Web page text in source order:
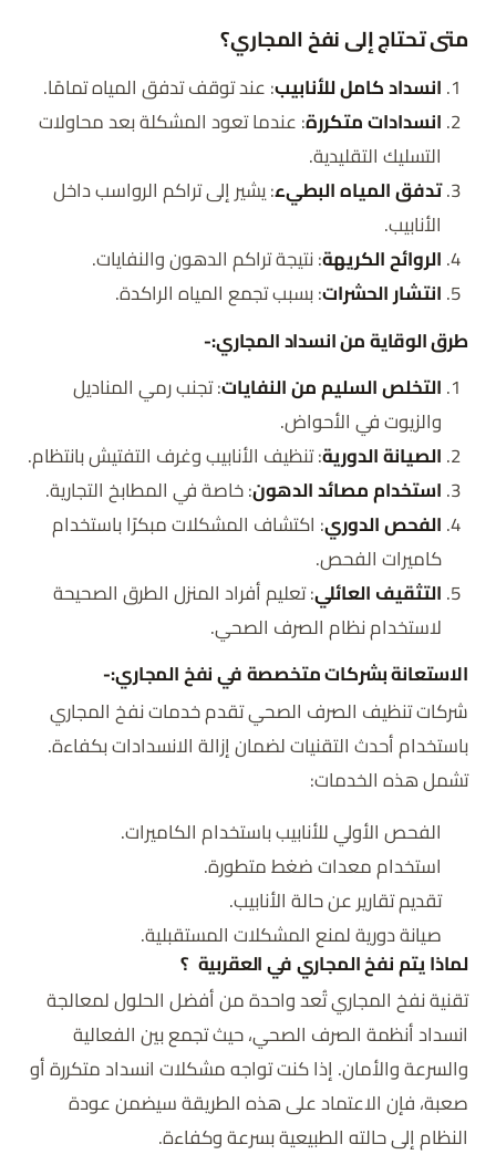
متى تحتاج إلى نفخ المجاري؟
انسداد كامل للأنابيب: عند توقف تدفق المياه تمامًا.
انسدادات متكررة: عندما تعود المشكلة بعد محاولات
التسليك التقليدية.
تدفق المياه البطيء: يشير إلى تراكم الرواسب داخل
الأنابيب.
الروائح الكريهة: نتيجة تراكم الدهون والنفايات.
انتشار الحشرات: بسبب تجمع المياه الراكدة.
طرق الوقاية من انسداد المجاري:-
التخلص السليم من النفايات: تجنب رمي المناديل
والزيوت في الأحواض.
الصيانة الدورية: تنظيف الأنابيب وغرف التفتيش بانتظام.
استخدام مصائد الدهون: خاصة في المطابخ التجارية.
الفحص الدوري: اكتشاف المشكلات مبكرًا باستخدام
كاميرات الفحص.
التثقيف العائلي: تعليم أفراد المنزل الطرق الصحيحة
لاستخدام نظام الصرف الصحي.
الاستعانة بشركات متخصصة في نفخ المجاري:-
شركات تنظيف الصرف الصحي تقدم خدمات نفخ المجاري
باستخدام أحدث التقنيات لضمان إزالة الانسدادات بكفاءة.
تشمل هذه الخدمات:
الفحص الأولي للأنابيب باستخدام الكاميرات.
استخدام معدات ضغط متطورة.
تقديم تقارير عن حالة الأنابيب.
صيانة دورية لمنع المشكلات المستقبلية.
لماذا يتم نفخ المجاري في العقربية ؟
تقنية نفخ المجاري تُعد واحدة من أفضل الحلول لمعالجة
انسداد أنظمة الصرف الصحي، حيث تجمع بين الفعالية
والسرعة والأمان. إذا كنت تواجه مشكلات انسداد متكررة أو
صعبة، فإن الاعتماد على هذه الطريقة سيضمن عودة
النظام إلى حالته الطبيعية بسرعة وكفاءة.